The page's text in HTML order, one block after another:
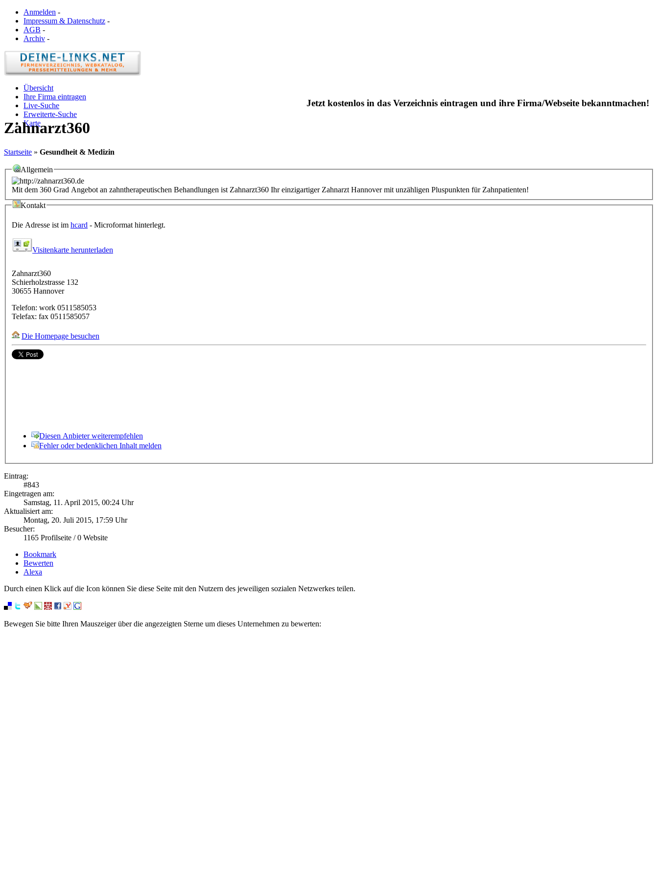
Anmelden -
Impressum & Datenschutz -
AGB -
Archiv -
Übersicht
Ihre Firma eintragen
Live-Suche
Erweiterte-Suche
Karte
Jetzt kostenlos in das Verzeichnis eintragen und ihre Firma/Webseite bekanntmachen!
Zahnarzt360
Startseite » Gesundheit & Medizin
Allgemein
Mit dem 360 Grad Angebot an zahntherapeutischen Behandlungen ist Zahnarzt360 Ihr einzigartiger Zahnarzt Hannover mit unzähligen Pluspunkten für Zahnpatienten!
Kontakt
Die Adresse ist im hcard - Microformat hinterlegt.
Visitenkarte herunterladen
Zahnarzt360
Schierholzstrasse 132
30655 Hannover
Telefon: work 0511585053
Telefax: fax 0511585057
Die Homepage besuchen
Diesen Anbieter weiterempfehlen
Fehler oder bedenklichen Inhalt melden
Eintrag:
#843
Eingetragen am:
Samstag, 11. April 2015, 00:24 Uhr
Aktualisiert am:
Montag, 20. Juli 2015, 17:59 Uhr
Besucher:
1165 Profilseite /0 Website
Bookmark
Bewerten
Alexa
Durch einen Klick auf die Icon können Sie diese Seite mit den Nutzern des jeweiligen sozialen Netzwerkes teilen.
Bewegen Sie bitte Ihren Mauszeiger über die angezeigten Sterne um dieses Unternehmen zu bewerten: